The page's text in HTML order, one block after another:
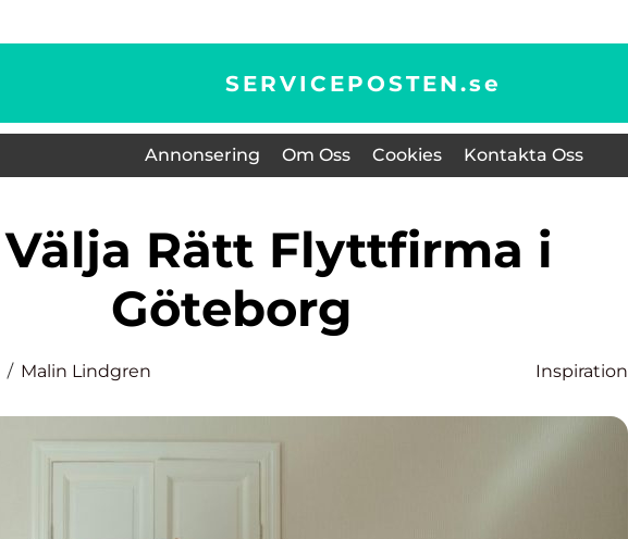
SERVICEPOSTEN.se
Annonsering Om Oss Cookies Kontakta Oss
Göteborg
Malin Lindgren Inspiration